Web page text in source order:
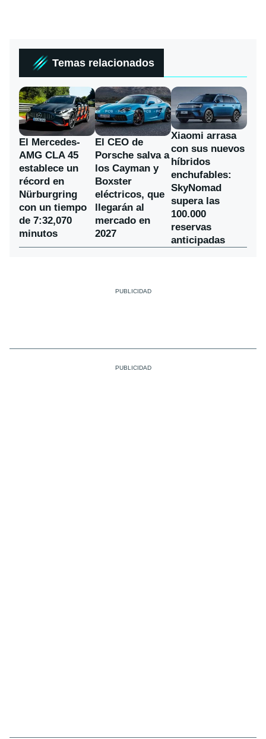
Temas relacionados
El Mercedes-
AMG CLA 45
establece un
récord en
Nürburgring
con un tiempo
de 7:32,070
minutos
El CEO de
Porsche salva a
los Cayman y
Boxster
eléctricos, que
llegarán al
mercado en
2027
Xiaomi arrasa
con sus nuevos
híbridos
enchufables:
SkyNomad
supera las
100.000
reservas
anticipadas